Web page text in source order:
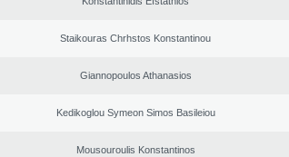
Staikouras Chrhstos Konstantinou
Giannopoulos Athanasios
Kedikoglou Symeon Simos Basileiou
Mousouroulis Konstantinos